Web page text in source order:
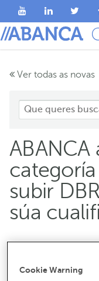
Ver todas as novas
ABANCA
subir
súa
estable
Cookie Warning